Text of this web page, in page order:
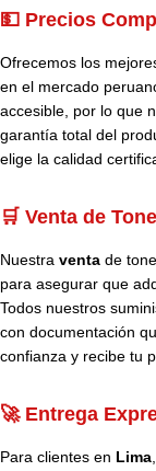
💵 Precios
Ofrecemos los
en el mercado
accesible, por lo que
garantía total del
elige la calidad
🛒 Venta de
Nuestra venta de
para asegurar que
Todos nuestros
con documentación
confianza y recibe tu
🚀 Entrega
Para clientes en Lima